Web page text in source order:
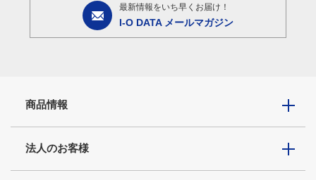
最新情報をいち早くお届け！
I-O DATA メールマガジン
商品情報
法人のお客様